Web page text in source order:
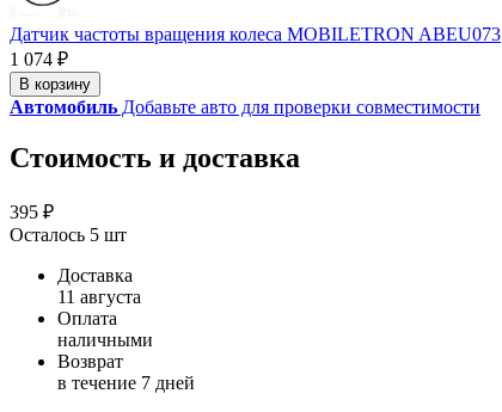
Датчик частоты вращения колеса MOBILETRON ABEU073
1 074 ₽
В корзину
Автомобиль Добавьте авто для проверки совместимости
Стоимость и доставка
395 ₽
Осталось 5 шт
Доставка
11 августа
Оплата
наличными
Возврат
в течение 7 дней